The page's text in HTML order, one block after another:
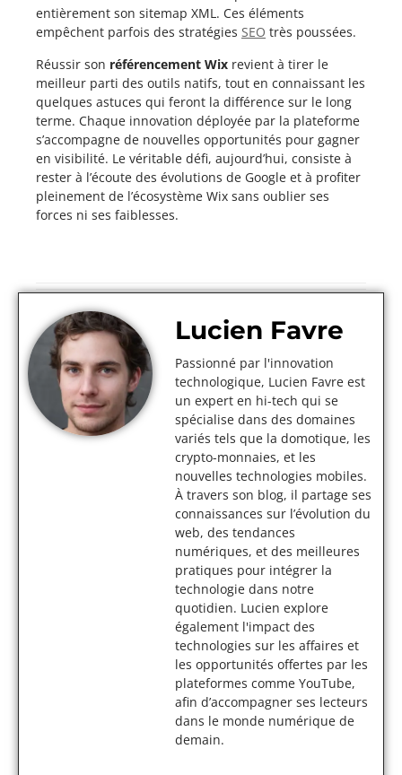
entièrement son sitemap XML. Ces éléments
empêchent parfois des stratégies SEO très poussées.
Réussir son référencement Wix revient à tirer le
meilleur parti des outils natifs, tout en connaissant les
quelques astuces qui feront la différence sur le long
terme. Chaque innovation déployée par la plateforme
s’accompagne de nouvelles opportunités pour gagner
en visibilité. Le véritable défi, aujourd’hui, consiste à
rester à l’écoute des évolutions de Google et à profiter
pleinement de l’écosystème Wix sans oublier ses
forces ni ses faiblesses.
Lucien Favre
Passionné par l'innovation
technologique, Lucien Favre est
un expert en hi-tech qui se
spécialise dans des domaines
variés tels que la domotique, les
crypto-monnaies, et les
nouvelles technologies mobiles.
À travers son blog, il partage ses
connaissances sur l’évolution du
web, des tendances
numériques, et des meilleures
pratiques pour intégrer la
technologie dans notre
quotidien. Lucien explore
également l'impact des
technologies sur les affaires et
les opportunités offertes par les
plateformes comme YouTube,
afin d’accompagner ses lecteurs
dans le monde numérique de
demain.